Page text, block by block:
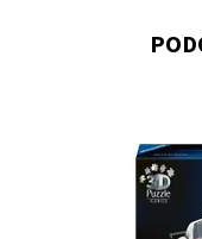
Dostupnost: